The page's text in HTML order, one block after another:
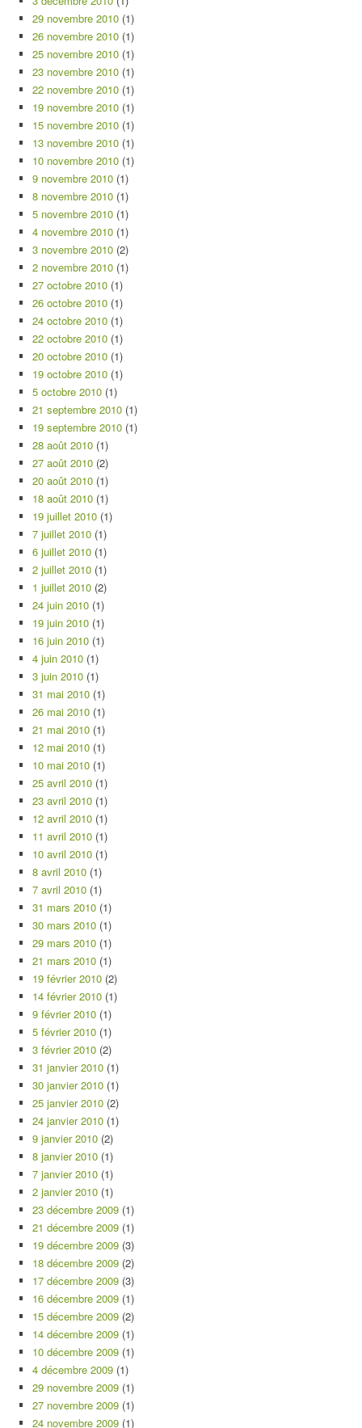
29 novembre 2010 (1)
26 novembre 2010 (1)
25 novembre 2010 (1)
23 novembre 2010 (1)
22 novembre 2010 (1)
19 novembre 2010 (1)
15 novembre 2010 (1)
13 novembre 2010 (1)
10 novembre 2010 (1)
9 novembre 2010 (1)
8 novembre 2010 (1)
5 novembre 2010 (1)
4 novembre 2010 (1)
3 novembre 2010 (2)
2 novembre 2010 (1)
27 octobre 2010 (1)
26 octobre 2010 (1)
24 octobre 2010 (1)
22 octobre 2010 (1)
20 octobre 2010 (1)
19 octobre 2010 (1)
5 octobre 2010 (1)
21 septembre 2010 (1)
19 septembre 2010 (1)
28 août 2010 (1)
27 août 2010 (2)
20 août 2010 (1)
18 août 2010 (1)
19 juillet 2010 (1)
7 juillet 2010 (1)
6 juillet 2010 (1)
2 juillet 2010 (1)
1 juillet 2010 (2)
24 juin 2010 (1)
19 juin 2010 (1)
16 juin 2010 (1)
4 juin 2010 (1)
3 juin 2010 (1)
31 mai 2010 (1)
26 mai 2010 (1)
21 mai 2010 (1)
12 mai 2010 (1)
10 mai 2010 (1)
25 avril 2010 (1)
23 avril 2010 (1)
12 avril 2010 (1)
11 avril 2010 (1)
10 avril 2010 (1)
8 avril 2010 (1)
7 avril 2010 (1)
31 mars 2010 (1)
30 mars 2010 (1)
29 mars 2010 (1)
21 mars 2010 (1)
19 février 2010 (2)
14 février 2010 (1)
9 février 2010 (1)
5 février 2010 (1)
3 février 2010 (2)
31 janvier 2010 (1)
30 janvier 2010 (1)
25 janvier 2010 (2)
24 janvier 2010 (1)
9 janvier 2010 (2)
8 janvier 2010 (1)
7 janvier 2010 (1)
2 janvier 2010 (1)
23 décembre 2009 (1)
21 décembre 2009 (1)
19 décembre 2009 (3)
18 décembre 2009 (2)
17 décembre 2009 (3)
16 décembre 2009 (1)
15 décembre 2009 (2)
14 décembre 2009 (1)
10 décembre 2009 (1)
4 décembre 2009 (1)
29 novembre 2009 (1)
27 novembre 2009 (1)
24 novembre 2009 (1)